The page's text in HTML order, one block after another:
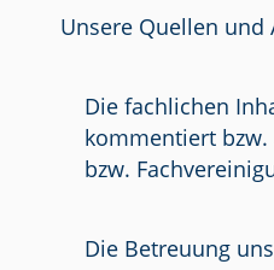
Unsere Quellen und
Die fachlichen
kommentiert
bzw.
Die Betreuung